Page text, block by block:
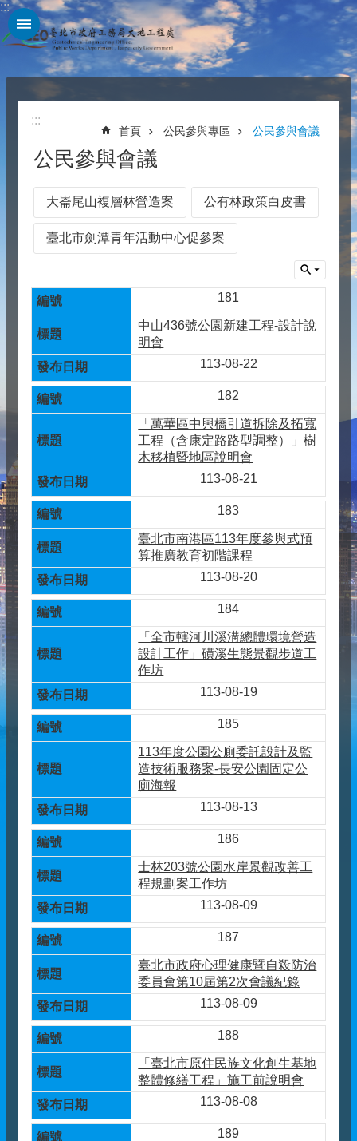
跳到主要內容區塊
:::
:::
首頁 公民參與專區 公民參與會議
公民參與會議
大崙尾山複層林營造案 公有林政策白皮書
臺北市劍潭青年活動中心促參案
181
中山436號公園新建工程-設計說
明會
113-08-22
182
「萬華區中興橋引道拆除及拓寬
工程（含康定路路型調整）」樹
木移植暨地區說明會
113-08-21
183
臺北市南港區113年度參與式預
算推廣教育初階課程
113-08-20
184
「全市轄河川溪溝總體環境營造
設計工作」磺溪生態景觀步道工
作坊
113-08-19
185
113年度公園公廁委託設計及監
造技術服務案-長安公園固定公
廁海報
113-08-13
186
士林203號公園水岸景觀改善工
程規劃案工作坊
113-08-09
187
臺北市政府心理健康暨自殺防治
委員會第10屆第2次會議紀錄
113-08-09
188
「臺北市原住民族文化創生基地
整體修繕工程」施工前說明會
113-08-08
189